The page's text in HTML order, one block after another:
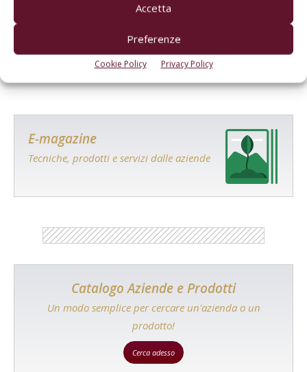
Accetta
Preferenze
Cookie Policy Privacy Policy
Salva il mio nome, email e sito web in questo browser per la
prossima volta che commento.
E-magazine
Tecniche, prodotti e servizi dalle aziende
Catalogo Aziende e Prodotti
Un modo semplice per cercare un'azienda o un
prodotto!
Cerca adesso